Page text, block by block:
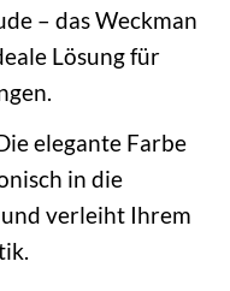
– das Weckman
Lösung für
elegante Farbe
in die
verleiht Ihrem